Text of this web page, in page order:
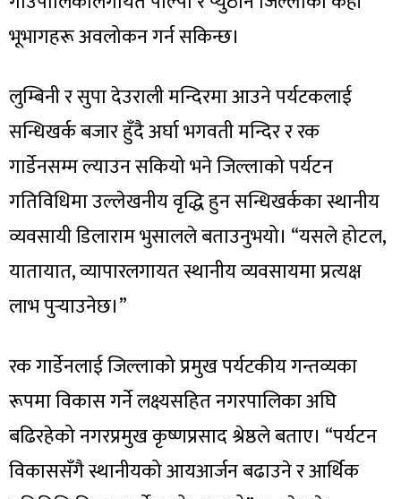
भूभागहरू अवलोकन गर्न सकिन्छ।
लुम्बिनी र सुपा देउराली मन्दिरमा आउने पर्यटकलाई
सन्धिखर्क बजार हुँदै अर्घा भगवती मन्दिर र रक
गार्डेनसम्म ल्याउन सकियो भने जिल्लाको पर्यटन
गतिविधिमा उल्लेखनीय वृद्धि हुन सन्धिखर्कका स्थानीय
व्यवसायी डिलाराम भुसालले बताउनुभयो। “यसले होटल,
यातायात, व्यापारलगायत स्थानीय व्यवसायमा प्रत्यक्ष
लाभ पुर्‍याउनेछ।”
रक गार्डेनलाई जिल्लाको प्रमुख पर्यटकीय गन्तव्यका
रूपमा विकास गर्ने लक्ष्यसहित नगरपालिका अघि
बढिरहेको नगरप्रमुख कृष्णप्रसाद श्रेष्ठले बताए। “पर्यटन
विकाससँगै स्थानीयको आयआर्जन बढाउने र आर्थिक